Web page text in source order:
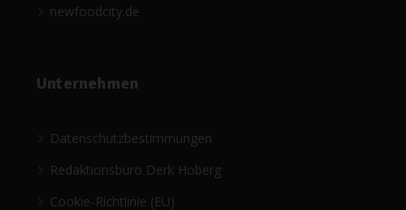
newfoodcity.de
Unternehmen
Datenschutzbestimmungen
Redaktionsbüro Derk Hoberg
Cookie-Richtlinie (EU)